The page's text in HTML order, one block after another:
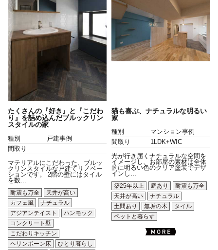
たくさんの『好き』と『こだわ
り』を詰め込んだブルックリン
スタイルの家
種別
戸建事例
間取り
マテリアルにこだわった、ブルッ
クリンスタイルな戸建てリノベー
ションです。 2階の壁にはタイル
を数...
耐震も万全
天井が高い
カフェ風
ナチュラル
アジアンテイスト
ハンモック
コンクリート壁
こだわりキッチン
ヘリンボーン床
ひとり暮らし
猫も喜ぶ、ナチュラルな明るい
家
種別
マンション事例
間取り
1LDK+WIC
光が行き届くナチュラルな空間を
イメージし、お部屋の素材は全体
的に明るい色のクリア塗装でデザ
インし...
築25年以上
庭あり
耐震も万全
天井が高い
ナチュラル
土間あり
無垢の木
タイル
ペットと暮らす